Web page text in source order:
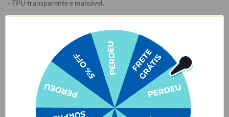
- TPU transparente e maleável.
qualidade de impressão, garantindo cores vivas e completa
aderência. Com material qualificado, protegem o seu smartphone
contra impactos, arranhões e sujeira ocasionados no cotidiano.
- Descascamento: 1 ano;
- Defeito de fábrica: 3 meses.
- Amarelamento: 6 meses;